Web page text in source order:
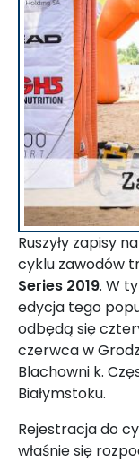
Ruszyły zapisy
cyklu zawodów
Series 2019. W
edycja tego
odbędą się
czerwca w
Blachowni k.
Białymstoku.
Rejestracja do
właśnie się